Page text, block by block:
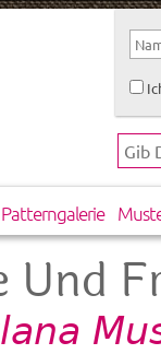
Patterngalerie
Und